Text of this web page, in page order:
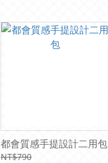
都會質感手提設計二用包
NT$790